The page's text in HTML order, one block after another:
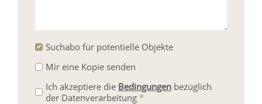
Suchabo für potentielle Objekte
Mir eine Kopie senden
Ich akzeptiere die Bedingungenbezüglich
der Datenverarbeitung *